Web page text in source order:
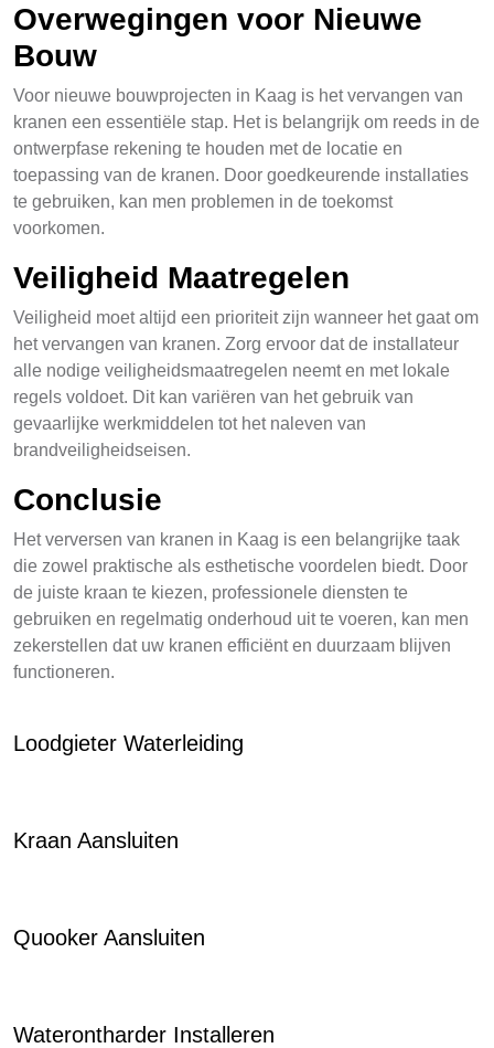
Overwegingen voor Nieuwe
Bouw
Voor nieuwe bouwprojecten in Kaag is het vervangen van
kranen een essentiële stap. Het is belangrijk om reeds in de
ontwerpfase rekening te houden met de locatie en
toepassing van de kranen. Door goedkeurende installaties
te gebruiken, kan men problemen in de toekomst
voorkomen.
Veiligheid Maatregelen
Veiligheid moet altijd een prioriteit zijn wanneer het gaat om
het vervangen van kranen. Zorg ervoor dat de installateur
alle nodige veiligheidsmaatregelen neemt en met lokale
regels voldoet. Dit kan variëren van het gebruik van
gevaarlijke werkmiddelen tot het naleven van
brandveiligheidseisen.
Conclusie
Het verversen van kranen in Kaag is een belangrijke taak
die zowel praktische als esthetische voordelen biedt. Door
de juiste kraan te kiezen, professionele diensten te
gebruiken en regelmatig onderhoud uit te voeren, kan men
zekerstellen dat uw kranen efficiënt en duurzaam blijven
functioneren.
Loodgieter Waterleiding
Kraan Aansluiten
Quooker Aansluiten
Waterontharder Installeren